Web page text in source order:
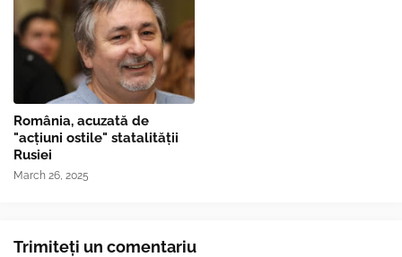
România, acuzată de
"acțiuni ostile" statalității
Rusiei
March 26, 2025
Trimiteți un comentariu